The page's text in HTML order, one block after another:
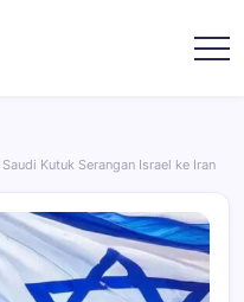
Kutuk Serangan Israel ke Iran